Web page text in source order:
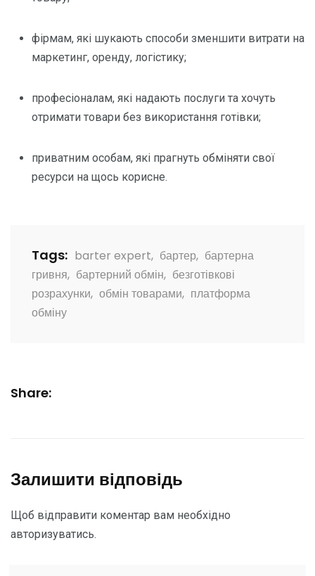
фірмам, які шукають способи зменшити витрати на
маркетинг, оренду, логістику;
професіоналам, які надають послуги та хочуть
отримати товари без використання готівки;
приватним особам, які прагнуть обміняти свої
ресурси на щось корисне.
Tags: barter expert, бартер, бартерна
гривня, бартерний обмін, безготівкові
розрахунки, обмін товарами, платформа
обміну
Share:
Залишити відповідь
Щоб відправити коментар вам необхідно
авторизуватись.